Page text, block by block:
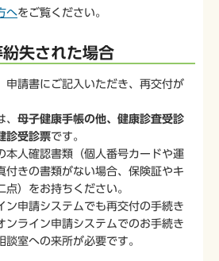
へをご覧ください。
失された場合
申請書にご記入いただき、再交付が
母子健康手帳の他、健康診査受診
診受診票です。
本人確認書類（個人番号カードや運
付きの書類がない場合、保険証やキ
点）をお持ちください。
ン申請システムでも再交付の手続き
ンライン申請システムでのお手続き
談室への来所が必要です。